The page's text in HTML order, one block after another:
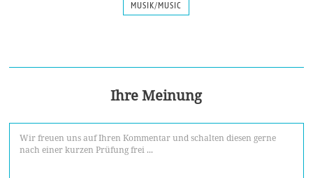
MUSIK/MUSIC
Ihre Meinung